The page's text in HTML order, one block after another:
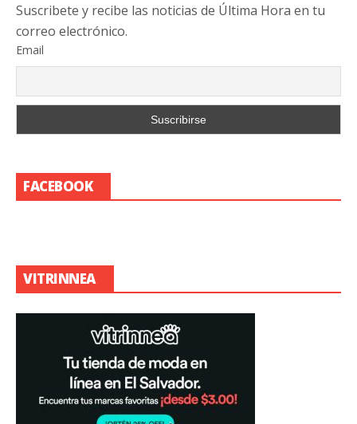
Suscribete y recibe las noticias de Última Hora en tu
correo electrónico.
Email
FACEBOOK
VITRINNEA